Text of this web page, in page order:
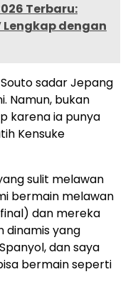
Terbaru:
Lengkap dengan
sadar Jepang
Namun, bukan
karena ia punya
Kensuke
sulit melawan
bermain melawan
dan mereka
dinamis yang
dan saya
bermain seperti